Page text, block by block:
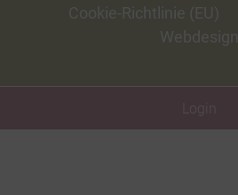
Cookie-Richtlinie (EU)
Webdesign
Login